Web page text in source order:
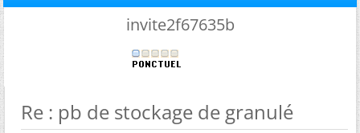
invite2f67635b
Re : pb de stockage de granulé